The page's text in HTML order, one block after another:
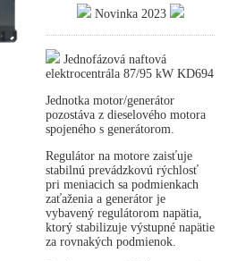
Novinka 2023
Jednofázová naftová
elektrocentrála 87/95 kW KD694
Jednotka motor/generátor
pozostáva z dieselového motora
spojeného s generátorom.
Regulátor na motore zaisťuje
stabilnú prevádzkovú rýchlosť
pri meniacich sa podmienkach
zaťaženia a generátor je
vybavený regulátorom napätia,
ktorý stabilizuje výstupné napätie
za rovnakých podmienok.